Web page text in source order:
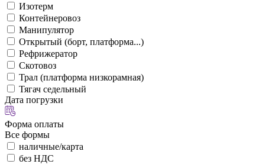
Изотерм
Контейнеровоз
Манипулятор
Открытый (борт, платформа...)
Рефрижератор
Скотовоз
Трал (платформа низкорамная)
Тягач седельный
Дата погрузки
Форма оплаты
Все формы
наличные/карта
без НДС